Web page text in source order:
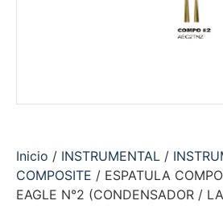
Inicio / INSTRUMENTAL /
COMPOSITE / ESPATULA
EAGLE N°2 (CONDENSADOR /